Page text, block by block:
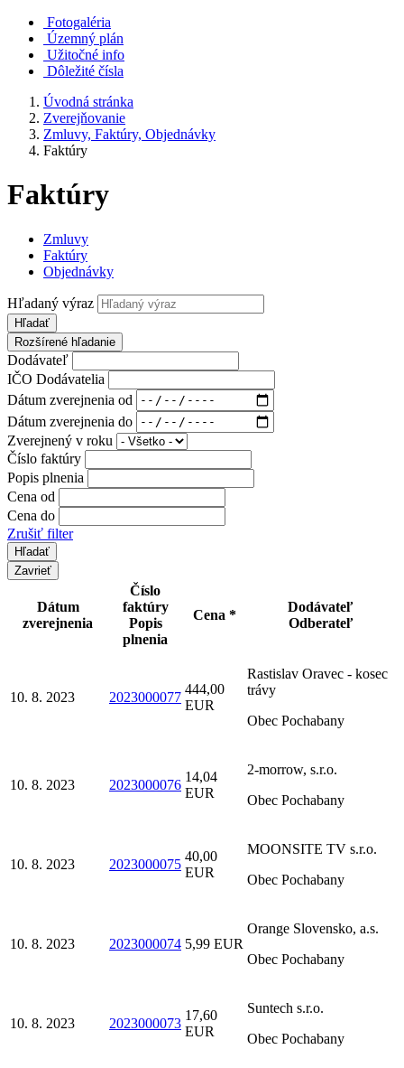
Fotogaléria
Územný plán
Užitočné info
Dôležité čísla
Úvodná stránka
Zverejňovanie
Zmluvy, Faktúry, Objednávky
Faktúry
Faktúry
Zmluvy
Faktúry
Objednávky
Hľadaný výraz
Hľadať
Rozšírené hľadanie
Dodávateľ
IČO Dodávatelia
Dátum zverejnenia od
Dátum zverejnenia do
Zverejnený v roku
Číslo faktúry
Popis plnenia
Cena od
Cena do
Zrušiť filter
Zavrieť
Dátum
zverejnenia
Číslo
faktúry
Popis
plnenia
Cena *
Dodávateľ
Odberateľ
10. 8. 2023 2023000077
444,00
EUR
Rastislav Oravec - kosec
trávy
Obec Pochabany
10. 8. 2023 2023000076
14,04
EUR
2-morrow, s.r.o.
Obec Pochabany
10. 8. 2023 2023000075
40,00
EUR
MOONSITE TV s.r.o.
Obec Pochabany
10. 8. 2023 2023000074 5,99 EUR
Orange Slovensko, a.s.
Obec Pochabany
10. 8. 2023 2023000073
17,60
EUR
Suntech s.r.o.
Obec Pochabany